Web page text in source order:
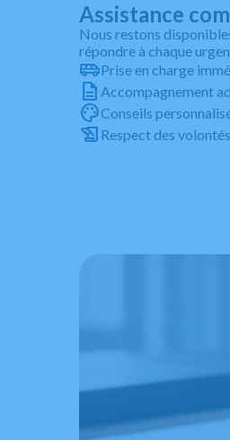
Assistance
Nous restons
répondre à chaque
Prise en charge
Accompagnement
Conseils
Respect des